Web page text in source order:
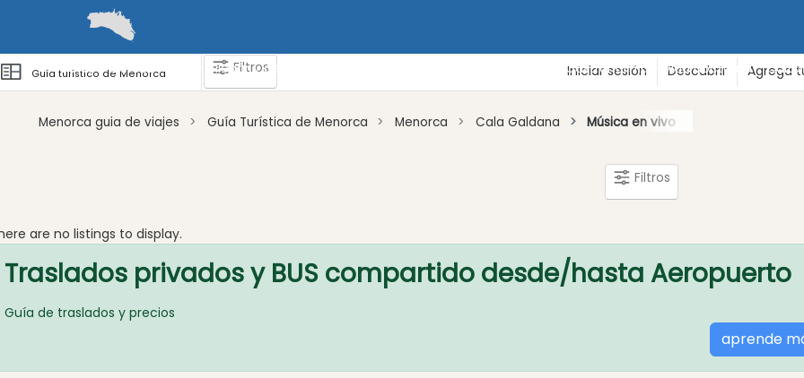
Guías Barcos Cómo llegar y desplazarse Gastronomía - Vida nocturna -
Guía turístico de Menorca Filtros Iniciar sesión Descubrir Agrega
y
Parque
Menorca guia de viajes Guía Turística de Menorca Menorca Cala Galdana Música en vivo
Filtros
are no listings to display.
Traslados privados y BUS compartido desde/hasta Aeropuerto
Guía de traslados y precios
aprende